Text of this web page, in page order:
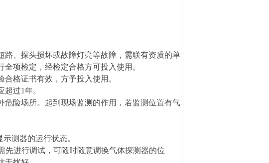
路、探头损坏或故障灯亮等故障，需联有资质的单
项检定，经检定合格方可投入使用。
合格证书有效，方予投入使用。
过1年。
危险场所。起到现场监测的作用，若监测位置有气
测器的运行状态。
进行调试，可随时随意调换气体探测器的位